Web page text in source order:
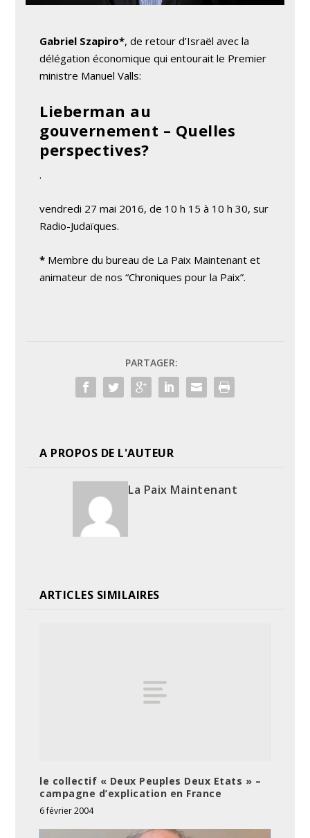
Gabriel Szapiro*, de retour d’Israël avec la
délégation économique qui entourait le Premier
ministre Manuel Valls:
Lieberman au
gouvernement – Quelles
perspectives?
.
vendredi 27 mai 2016, de 10 h 15 à 10 h 30, sur
Radio-Judaïques.
* Membre du bureau de La Paix Maintenant et
animateur de nos “Chroniques pour la Paix”.
PARTAGER:
A PROPOS DE L'AUTEUR
La Paix Maintenant
ARTICLES SIMILAIRES
le collectif « Deux Peuples Deux Etats » –
campagne d’explication en France
6 février 2004